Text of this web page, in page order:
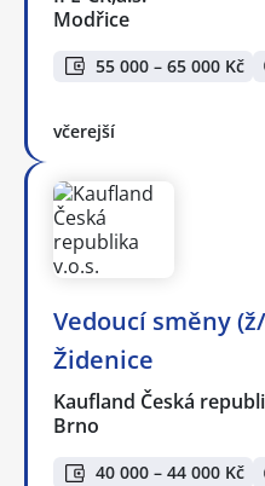
Modřice
55 000 – 65 000 Kč
včerejší
Vedoucí směny
Židenice
Kaufland Česká
Brno
40 000 – 44 000 Kč